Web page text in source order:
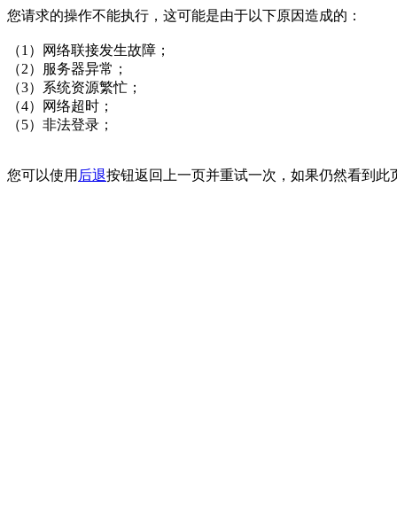
您请求的操作不能执行，这可能是由于以下原因造成的：
（1）网络联接发生故障；
（2）服务器异常；
（3）系统资源繁忙；
（4）网络超时；
（5）非法登录；
您可以使用 后退按钮返回上一页并重试一次，如果仍然看到此